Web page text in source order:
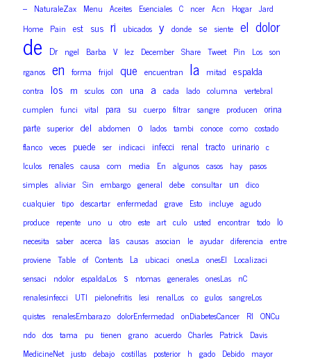
– NaturaleZax Menu Aceites Esenciales C ncer Acn Hogar Jard
Home Pain est sus ri ubicados y donde se siente el dolor
de Dr ngel Barba V lez December Share Tweet Pin Los son
rganos en forma frijol que encuentran la mitad espalda
contra los m sculos con una a cada lado columna vertebral
cumplen funci vital para su cuerpo filtrar sangre producen orina
parte superior del abdomen o lados tambi conoce como costado
flanco veces puede ser indicaci infecci renal tracto urinario c
lculos renales causa com media En algunos casos hay pasos
simples aliviar Sin embargo general debe consultar un dico
cualquier tipo descartar enfermedad grave Esto incluye agudo
produce repente uno u otro este art culo usted encontrar todo lo
necesita saber acerca las causas asocian le ayudar diferencia entre
proviene Table of Contents La ubicaci onesLa onesEl Localizaci
sensaci ndolor espaldaLos s ntomas generales onesLas nC
renalesinfecci UTI pielonefritis lesi renalLos co gulos sangreLos
quistes renalesEmbarazo dolorEnfermedad onDiabetesCancer RI ONCu
ndo dos tama pu tienen grano acuerdo Charles Patrick Davis
MedicineNet justo debajo costillas posterior h gado Debido mayor